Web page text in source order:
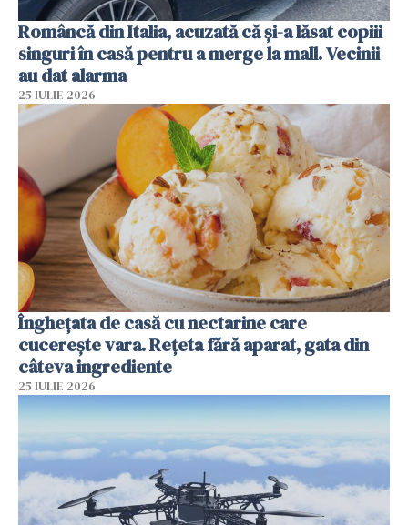
Româncă din Italia, acuzată că și-a lăsat copiii
singuri în casă pentru a merge la mall. Vecinii
au dat alarma
25 IULIE 2026
Înghețata de casă cu nectarine care
cucerește vara. Rețeta fără aparat, gata din
câteva ingrediente
25 IULIE 2026